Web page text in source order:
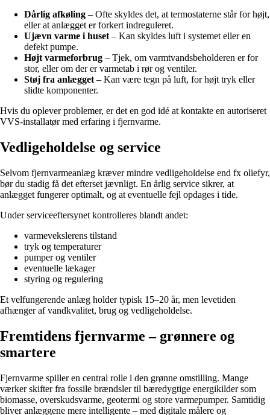
Dårlig afkøling – Ofte skyldes det, at termostaterne står for højt,
eller at anlægget er forkert indreguleret.
Ujævn varme i huset – Kan skyldes luft i systemet eller en
defekt pumpe.
Højt varmeforbrug – Tjek, om varmtvandsbeholderen er for
stor, eller om der er varmetab i rør og ventiler.
Støj fra anlægget – Kan være tegn på luft, for højt tryk eller
slidte komponenter.
Hvis du oplever problemer, er det en god idé at kontakte en autoriseret
VVS-installatør med erfaring i fjernvarme.
Vedligeholdelse og service
Selvom fjernvarmeanlæg kræver mindre vedligeholdelse end fx oliefyr,
bør du stadig få det efterset jævnligt. En årlig service sikrer, at
anlægget fungerer optimalt, og at eventuelle fejl opdages i tide.
Under serviceeftersynet kontrolleres blandt andet:
varmevekslerens tilstand
tryk og temperaturer
pumper og ventiler
eventuelle lækager
styring og regulering
Et velfungerende anlæg holder typisk 15–20 år, men levetiden
afhænger af vandkvalitet, brug og vedligeholdelse.
Fremtidens fjernvarme – grønnere og
smartere
Fjernvarme spiller en central rolle i den grønne omstilling. Mange
værker skifter fra fossile brændsler til bæredygtige energikilder som
biomasse, overskudsvarme, geotermi og store varmepumper. Samtidig
bliver anlæggene mere intelligente – med digitale målere og